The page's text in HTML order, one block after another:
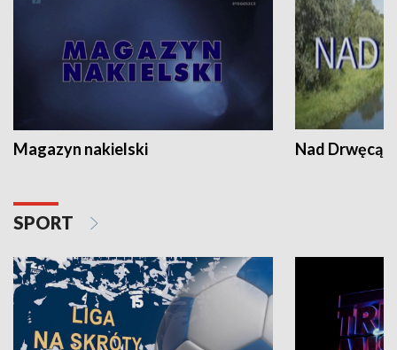
Magazyn nakielski Nad Drwęcą
SPORT